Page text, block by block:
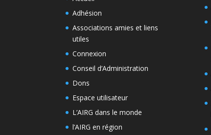
Adhésion
Associations amies et liens
utiles
Connexion
Conseil d’Administration
Dons
Espace utilisateur
L’AIRG dans le monde
l’AIRG en région